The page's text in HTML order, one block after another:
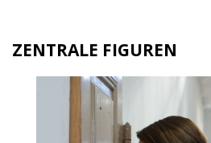
ZENTRALE FIGUREN